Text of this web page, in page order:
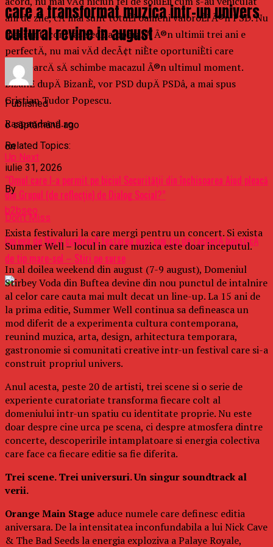
ani de zile, cÄ mai sunt totuÈi oameni valoroÈi Ã®n PSD. Nu
mai sunt, contraselecÈia operatÄ Ã®n ultimii trei ani e
perfectÄ, nu mai vÄd decÃ¢t niÈte oportuniÈti care
Ã®ncearcÄ sÄ schimbe macazul Ã®n ultimul moment.
BizanÈ dupÄ BizanÈ, vor PSD dupÄ PSDâ, a mai spus
Cristian Tudor Popescu.
Raspandacul.ro
Related Topics:
Up Next
“Omul care l-a permit pe biciul Securității din închisoarea Aiud pleacă
din Grupul (de reflecție) de Dialog Social?”
Don't Miss
Coreea de Nord confirmÄ testarea unui nou tip de rachetÄ balisticÄ
de tip mare-sol – Stiri pe surse
care a transformat muzica intr-un univers
cultural revine in august
Published
o săptămână ago
on
iulie 31, 2026
By
b2bseo
Exista festivaluri la care mergi pentru un concert. Si exista
Summer Well – locul in care muzica este doar inceputul.
In al doilea weekend din august (7-9 august), Domeniul
Stirbey Voda din Buftea devine din nou punctul de intalnire
al celor care cauta mai mult decat un line-up. La 15 ani de
la prima editie, Summer Well continua sa defineasca un
mod diferit de a experimenta cultura contemporana,
reunind muzica, arta, design, arhitectura temporara,
gastronomie si comunitati creative intr-un festival care si-a
construit propriul univers.
Anul acesta, peste 20 de artisti, trei scene si o serie de
experiente curatoriate transforma fiecare colt al
domeniului intr-un spatiu cu identitate proprie. Nu este
doar despre cine urca pe scena, ci despre atmosfera dintre
concerte, descoperirile intamplatoare si energia colectiva
care face ca fiecare editie sa fie diferita.
Trei scene. Trei universuri. Un singur soundtrack al
verii.
Orange Main Stage aduce numele care definesc editia
aniversara. De la intensitatea inconfundabila a lui Nick Cave
& The Bad Seeds la energia exploziva a Palaye Royale,